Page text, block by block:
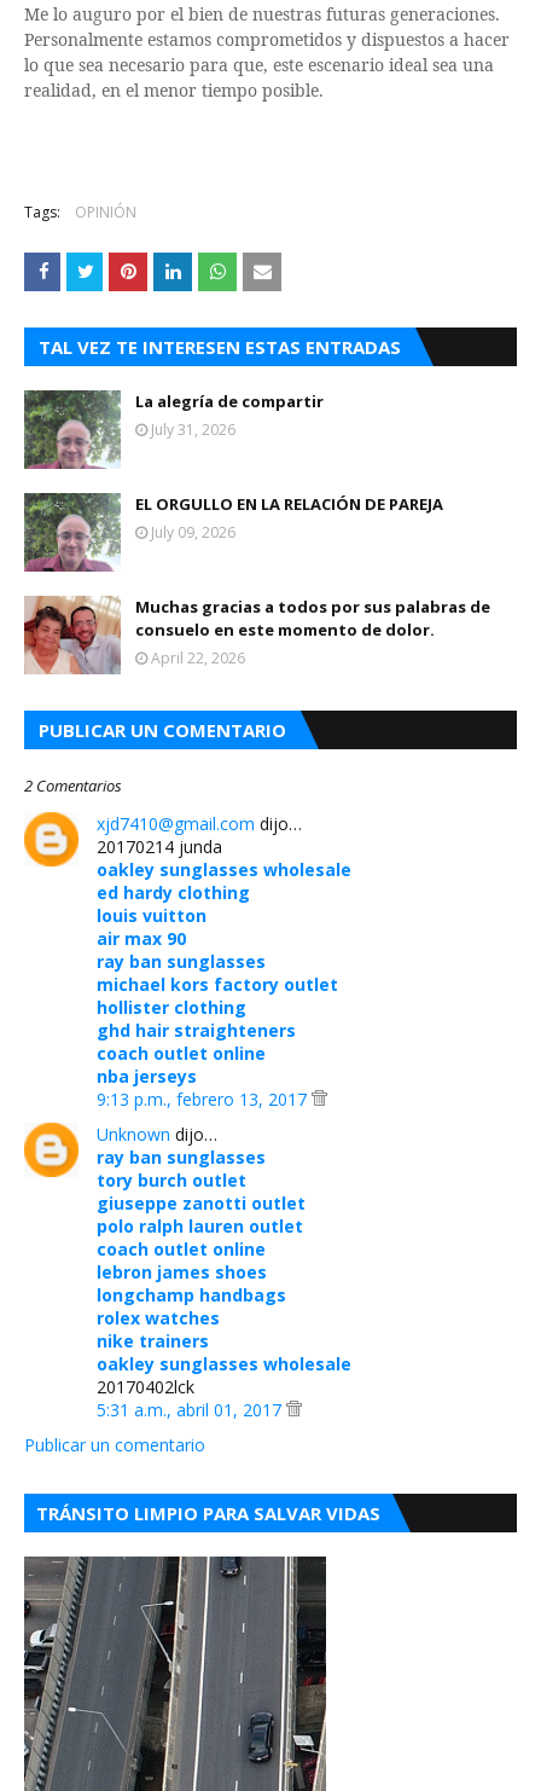
Me lo auguro por el bien de nuestras futuras generaciones.
Personalmente estamos comprometidos y dispuestos a hacer
lo que sea necesario para que, este escenario ideal sea una
realidad, en el menor tiempo posible.
Tags: OPINIÓN
TAL VEZ TE INTERESEN ESTAS ENTRADAS
La alegría de compartir
July 31, 2026
EL ORGULLO EN LA RELACIÓN DE PAREJA
July 09, 2026
Muchas gracias a todos por sus palabras de
consuelo en este momento de dolor.
April 22, 2026
PUBLICAR UN COMENTARIO
2 Comentarios
xjd7410@gmail.com dijo…
20170214 junda
oakley sunglasses wholesale
ed hardy clothing
louis vuitton
air max 90
ray ban sunglasses
michael kors factory outlet
hollister clothing
ghd hair straighteners
coach outlet online
nba jerseys
9:13 p.m., febrero 13, 2017
Unknown dijo…
ray ban sunglasses
tory burch outlet
giuseppe zanotti outlet
polo ralph lauren outlet
coach outlet online
lebron james shoes
longchamp handbags
rolex watches
nike trainers
oakley sunglasses wholesale
20170402lck
5:31 a.m., abril 01, 2017
Publicar un comentario
TRÁNSITO LIMPIO PARA SALVAR VIDAS